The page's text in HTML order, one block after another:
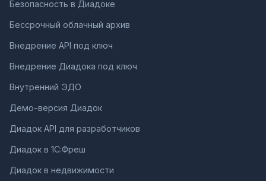
Безопасность в Диадоке
Бессрочный облачный архив
Внедрение API под ключ
Внедрение Диадока под ключ
Внутренний ЭДО
Демо-версия Диадок
Диадок API для разработчиков
Диадок в 1С:Фреш
Диадок в недвижимости